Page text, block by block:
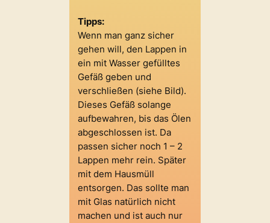
Tipps:
Wenn man ganz sicher
gehen will, den Lappen in
ein mit Wasser gefülltes
Gefäß geben und
verschließen (siehe Bild).
Dieses Gefäß solange
aufbewahren, bis das Ölen
abgeschlossen ist. Da
passen sicher noch 1 – 2
Lappen mehr rein. Später
mit dem Hausmüll
entsorgen. Das sollte man
mit Glas natürlich nicht
machen und ist auch nur